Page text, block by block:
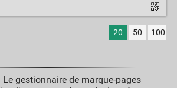
20 50 100
Le gestionnaire de marque-pages